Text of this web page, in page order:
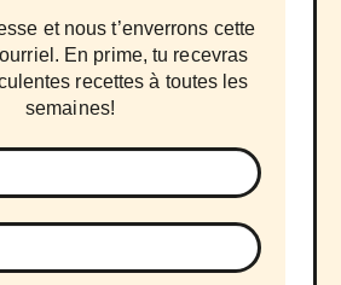
et nous t’enverrons cette
En prime, tu recevras
recettes à toutes les
semaines!